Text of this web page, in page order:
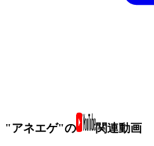
"アネエゲ"の 関連動画